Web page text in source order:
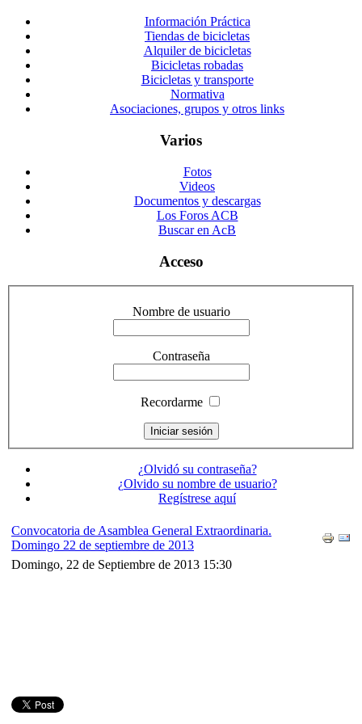
Información Práctica
Tiendas de bicicletas
Alquiler de bicicletas
Bicicletas robadas
Bicicletas y transporte
Normativa
Asociaciones, grupos y otros links
Varios
Fotos
Videos
Documentos y descargas
Los Foros ACB
Buscar en AcB
Acceso
Nombre de usuario
Contraseña
Recordarme
¿Olvidó su contraseña?
¿Olvido su nombre de usuario?
Regístrese aquí
Convocatoria de Asamblea General Extraordinaria.
Domingo 22 de septiembre de 2013
Domingo, 22 de Septiembre de 2013 15:30